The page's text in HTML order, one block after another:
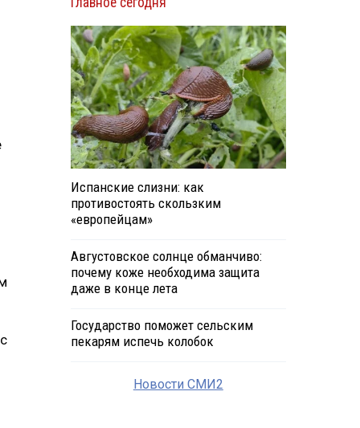
Испанские слизни: как
противостоять скользким
«европейцам»
Августовское солнце обманчиво:
почему коже необходима защита
даже в конце лета
Государство поможет сельским
пекарям испечь колобок
Новости СМИ2